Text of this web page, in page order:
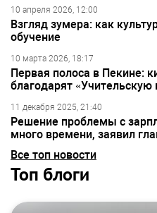
10 апреля 2026, 12:00
Взгляд зумера: как
обучение
10 марта 2026, 18:17
Первая полоса в Пекине:
благодарят «Учительскую
11 декабря 2025, 21:40
Решение проблемы с
много времени, заявил
Все топ новости
Топ блоги